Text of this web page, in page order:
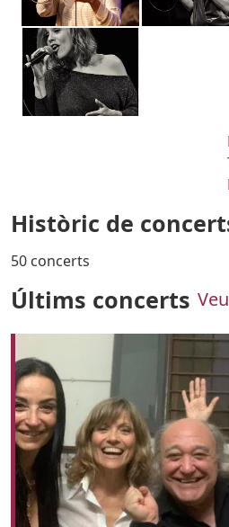
Històric de
50 concerts
Últims concerts